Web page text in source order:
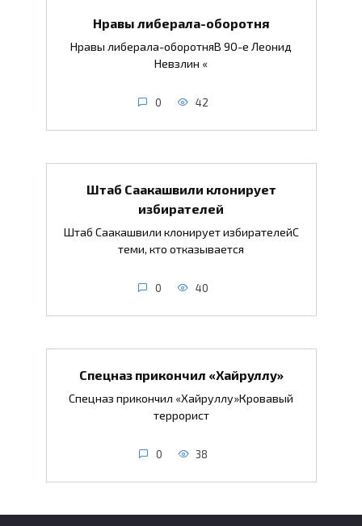
Нравы либерала-оборотня
Нравы либерала-оборотняВ 90-е Леонид
Невзлин «
0 42
Штаб Саакашвили клонирует
избирателей
Штаб Саакашвили клонирует избирателейС
теми, кто отказывается
0 40
Спецназ прикончил «Хайруллу»
Спецназ прикончил «Хайруллу»Кровавый
террорист
0 38